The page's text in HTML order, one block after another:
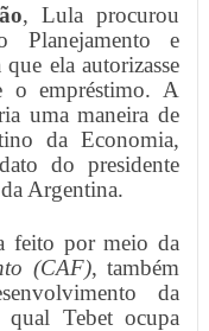
, Lula procurou
Planejamento e
ela autorizasse
o empréstimo. A
uma maneira de
da Economia,
do presidente
Argentina.
feito por meio da
(CAF), também
da
Tebet ocupa